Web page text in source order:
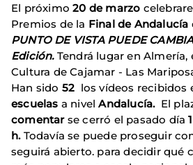
El próximo20 de marzo
Premios de la Final de Andalucía
PUNTO DE VISTA PUEDE
Edición. Tendrá lugar en Almería,
Cultura de Cajamar - Las
Han sido 52 los vídeos recibidos
escuelas a nivelAndalucía.El
comentarse cerró el pasado día
h. Todavía se puede proseguir
seguirá abierto. para decidir qué